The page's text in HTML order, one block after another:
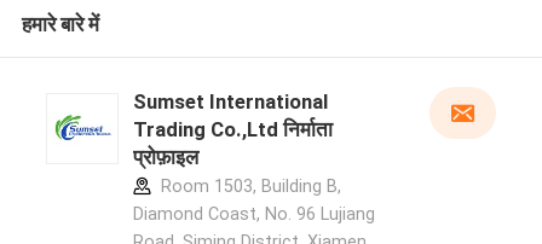
हमारे बारे में
Sumset International
Trading Co.,Ltd निर्माता
प्रोफ़ाइल
Room 1503, Building B,
Diamond Coast, No. 96 Lujiang